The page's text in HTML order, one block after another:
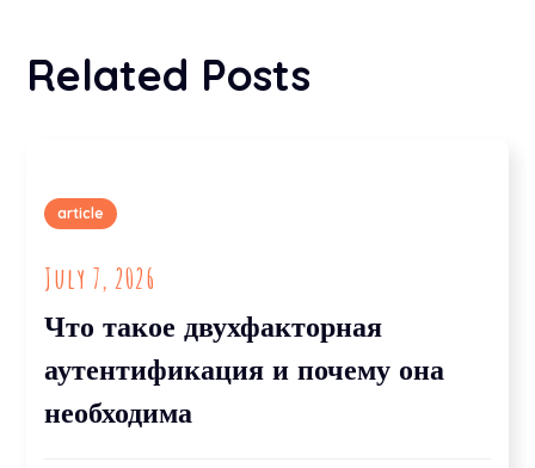
Related Posts
article
July 7, 2026
Что такое двухфакторная
аутентификация и почему она
необходима